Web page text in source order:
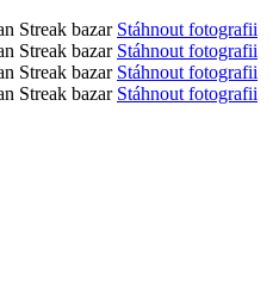
Stáhnout fotografii
Stáhnout fotografii
Stáhnout fotografii
Stáhnout fotografii